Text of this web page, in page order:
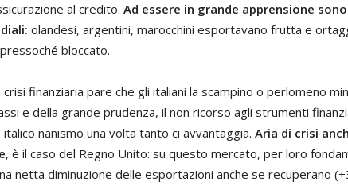
al credito. Ad essere in grande apprensione
olandesi, argentini, marocchini esportavano frutta e
bloccato.
finanziaria pare che gli italiani la scampino o perlomeno
e della grande prudenza, il non ricorso agli strumenti
nanismo una volta tanto ci avvantaggia. Aria di crisi
, è il caso del Regno Unito: su questo mercato, per loro
netta diminuzione delle esportazioni anche se recuperano